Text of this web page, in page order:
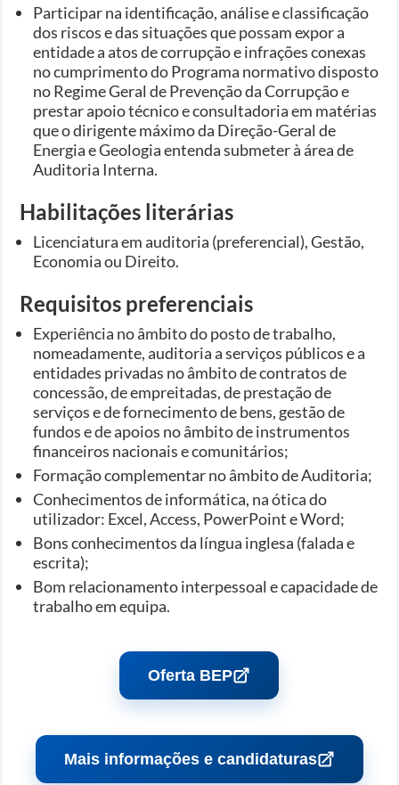
Participar na identificação, análise e classificação
dos riscos e das situações que possam expor a
entidade a atos de corrupção e infrações conexas
no cumprimento do Programa normativo disposto
no Regime Geral de Prevenção da Corrupção e
prestar apoio técnico e consultadoria em matérias
que o dirigente máximo da Direção-Geral de
Energia e Geologia entenda submeter à área de
Auditoria Interna.
Habilitações literárias
Licenciatura em auditoria (preferencial), Gestão,
Economia ou Direito.
Requisitos preferenciais
Experiência no âmbito do posto de trabalho,
nomeadamente, auditoria a serviços públicos e a
entidades privadas no âmbito de contratos de
concessão, de empreitadas, de prestação de
serviços e de fornecimento de bens, gestão de
fundos e de apoios no âmbito de instrumentos
financeiros nacionais e comunitários;
Formação complementar no âmbito de Auditoria;
Conhecimentos de informática, na ótica do
utilizador: Excel, Access, PowerPoint e Word;
Bons conhecimentos da língua inglesa (falada e
escrita);
Bom relacionamento interpessoal e capacidade de
trabalho em equipa.
Oferta BEP
Mais informações e candidaturas